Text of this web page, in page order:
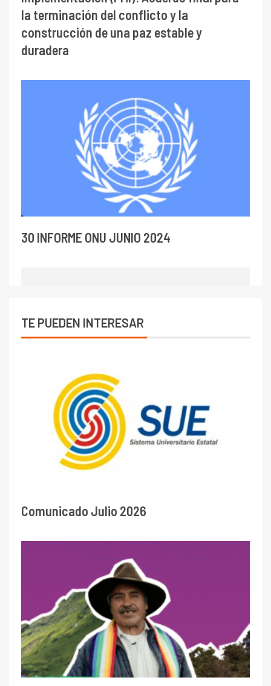
la terminación del conflicto y la
construcción de una paz estable y
duradera
30 INFORME ONU JUNIO 2024
TE PUEDEN INTERESAR
Comunicado Julio 2026